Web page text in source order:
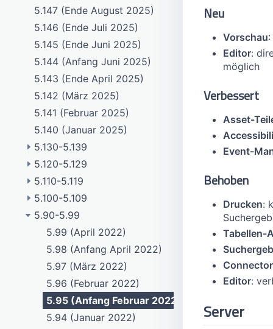
5.147 (Ende August 2025)
5.146 (Ende Juli 2025)
5.145 (Ende Juni 2025)
5.144 (Anfang Juni 2025)
5.143 (Ende April 2025)
5.142 (März 2025)
5.141 (Februar 2025)
5.140 (Januar 2025)
5.130-5.139
5.139 (Dezember 2024)
5.138 (November 2024)
5.137 (Anfang Oktober 2024)
5.136 (August 2024)
5.135 (Juli 2024)
5.134 (Juni 2024)
5.133 (Ende Mai 2024)
5.132 (Mai 2024)
5.131 (April 2024)
5.130 (März 2024)
5.120-5.129
5.129 (Ende Februar 2024)
5.128 (Februar 2024)
5.127 (Januar 2024)
5.126 (Dezember 2023)
5.125 (Ende November 2023)
5.124 (Anfang November 2023)
5.123 (Oktober 2023)
5.122 (September 2023)
5.121 (Ende August 2023)
5.110-5.119
5.119 (Juli 2023)
5.118 (Juni 2023)
5.117 (Ende Mai 2023)
5.116 (Mai 2023)
5.115 (Mitte April 2023)
5.114 (Mitte März 2023)
5.113 (Anfang März 2023)
5.112 (Februar 2023)
5.100-5.109
5.109 (November 2022)
5.108 (Anfang November 2022)
5.107 (Oktober 2022)
5.106 (September 2022)
5.105 (Ende August 2022)
5.104 (August 2022)
5.103 (Juli 2022)
5.90-5.99
5.99 (April 2022)
5.98 (Anfang April 2022)
5.97 (März 2022)
5.96 (Februar 2022)
5.95 (Anfang Februar 2022)
5.94 (Januar 2022)
Neu
Vorschau
Editor:
möglich
Verbessert
Asset-
Event-
Behoben
Drucken:
Tabellen-
Connector
Editor:
Server